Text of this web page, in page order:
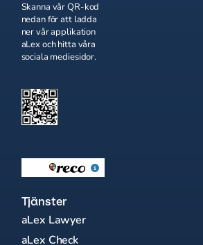
Skanna vår QR-kod
nedan för att ladda
ner vår applikation
aLex och hitta våra
sociala mediesidor.
Tjänster
aLex Lawyer
aLex Check